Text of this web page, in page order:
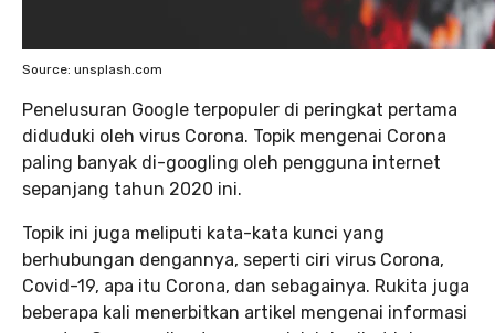
Source: unsplash.com
Penelusuran Google terpopuler di peringkat pertama
diduduki oleh virus Corona. Topik mengenai Corona
paling banyak di-googling oleh pengguna internet
sepanjang tahun 2020 ini.
Topik ini juga meliputi kata-kata kunci yang
berhubungan dengannya, seperti ciri virus Corona,
Covid-19, apa itu Corona, dan sebagainya. Rukita juga
beberapa kali menerbitkan artikel mengenai informasi